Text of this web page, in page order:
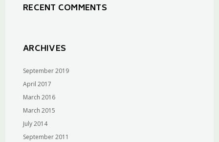
RECENT COMMENTS
ARCHIVES
September 2019
April 2017
March 2016
March 2015
July 2014
September 2011